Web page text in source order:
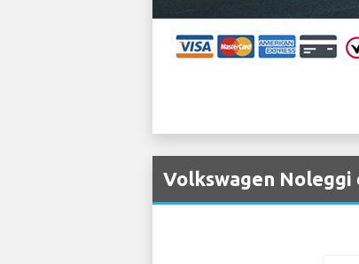
Volkswagen